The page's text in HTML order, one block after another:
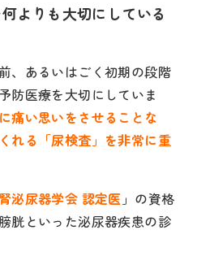
よりも大切にしている
、あるいはごく初期の段階
防医療を大切にしていま
痛い思いをさせることな
れる「尿検査」を非常に重
泌尿器学会 認定医 」の資格
胱といった泌尿器疾患の診